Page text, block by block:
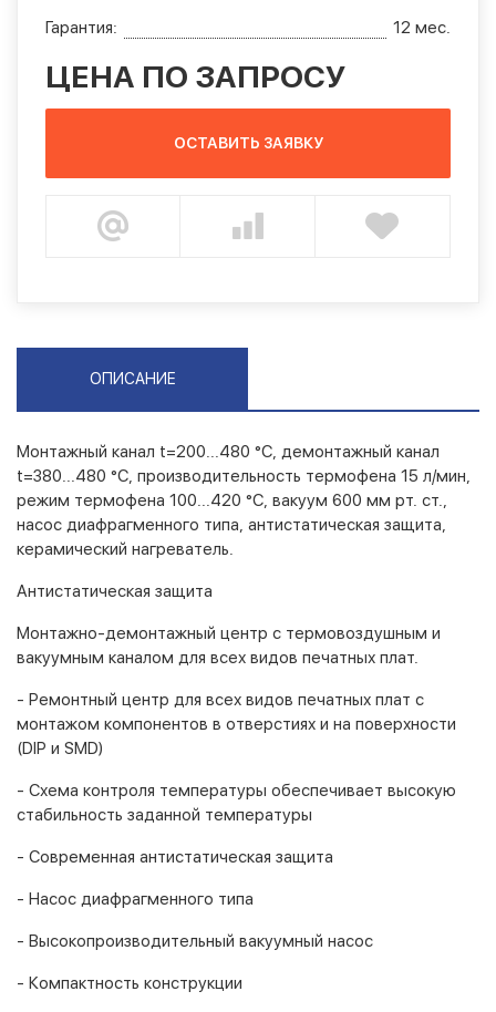
Гарантия: 12 мес.
ЦЕНА ПО ЗАПРОСУ
ОСТАВИТЬ ЗАЯВКУ
ОПИСАНИЕ
Монтажный канал t=200...480 °C, демонтажный канал
t=380...480 °C, производительность термофена 15 л/мин,
режим термофена 100...420 °C, вакуум 600 мм рт. ст.,
насос диафрагменного типа, антистатическая защита,
керамический нагреватель.
Антистатическая защита
Монтажно-демонтажный центр с термовоздушным и
вакуумным каналом для всех видов печатных плат.
- Ремонтный центр для всех видов печатных плат с
монтажом компонентов в отверстиях и на поверхности
(DIP и SMD)
- Схема контроля температуры обеспечивает высокую
стабильность заданной температуры
- Современная антистатическая защита
- Насос диафрагменного типа
- Высокопроизводительный вакуумный насос
- Компактность конструкции